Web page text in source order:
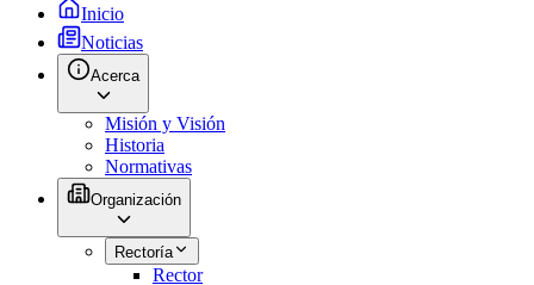
Inicio
Noticias
Acerca
Misión y Visión
Historia
Normativas
Organización
Rectoría
Rector